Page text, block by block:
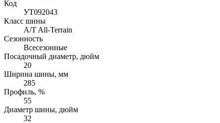
Код
УТ092043
Класс шины
A/T All-Terrain
Сезонность
Всесезонные
Посадочный диаметр, дюйм
20
Ширина шины, мм
285
Профиль, %
55
Диаметр шины, дюйм
32